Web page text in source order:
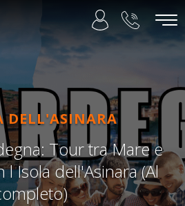
DELL'ASINARA
Tour tra Mare e
l Isola dell'Asinara (Al